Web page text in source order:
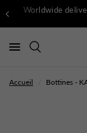
Worldwide
Accueil Bottines -